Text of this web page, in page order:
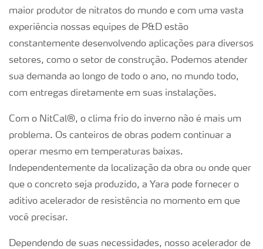
maior produtor de nitratos do mundo e com uma vasta
experiência nossas equipes de P&D estão
constantemente desenvolvendo aplicações para diversos
setores, como o setor de construção. Podemos atender
sua demanda ao longo de todo o ano, no mundo todo,
com entregas diretamente em suas instalações.
Com o NitCal®, o clima frio do inverno não é mais um
problema. Os canteiros de obras podem continuar a
operar mesmo em temperaturas baixas.
Independentemente da localização da obra ou onde quer
que o concreto seja produzido, a Yara pode fornecer o
aditivo acelerador de resistência no momento em que
você precisar.
Dependendo de suas necessidades, nosso acelerador de